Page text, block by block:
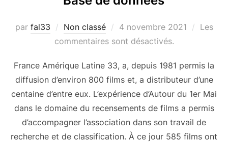
par fal33 Non classé
Publié
le
4 novembre 2021
Les
commentaires sont désactivés.
France Amérique Latine 33, a, depuis 1981 permis la
diffusion d’environ 800 films et, a distributeur d’une
centaine d’entre eux. L’expérience d’Autour du 1er Mai
dans le domaine du recensements de films a permis
d’accompagner l’association dans son travail de
recherche et de classification. À ce jour 585 films ont